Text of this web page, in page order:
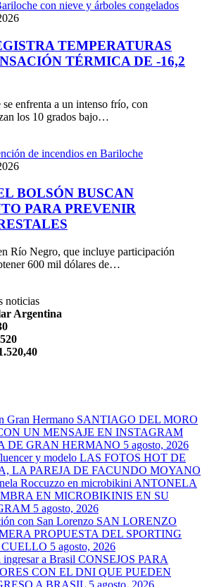
TEMPERATURAS
TÉRMICA DE -16,2
enfrenta a un intenso frío, con
los 10 grados bajo…
BOLSÓN BUSCAN
PARA PREVENIR
Río Negro, que incluye participación
600 mil dólares de…
noticias
Argentina
SANTIAGO DEL MORO
UN MENSAJE EN INSTAGRAM
DE GRAN HERMANO 5 agosto, 2026
LAS FOTOS HOT DE
LA PAREJA DE FACUNDO MOYANO
ANTONELA
EN MICROBIKINIS EN SU
5 agosto, 2026
SAN LORENZO
PROPUESTA DEL SPORTING
5 agosto, 2026
CONSEJOS PARA
CON EL DNI QUE PUEDEN
A BRASIL 5 agosto, 2026